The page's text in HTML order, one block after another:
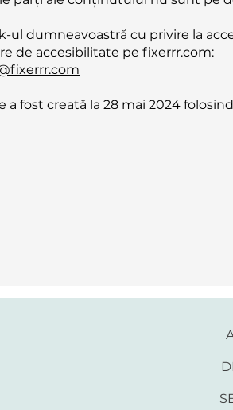
ul dumneavoastră cu privire la
de accesibilitate pe fixerrr.com:
a fost creată la 28 mai 2024 folosind